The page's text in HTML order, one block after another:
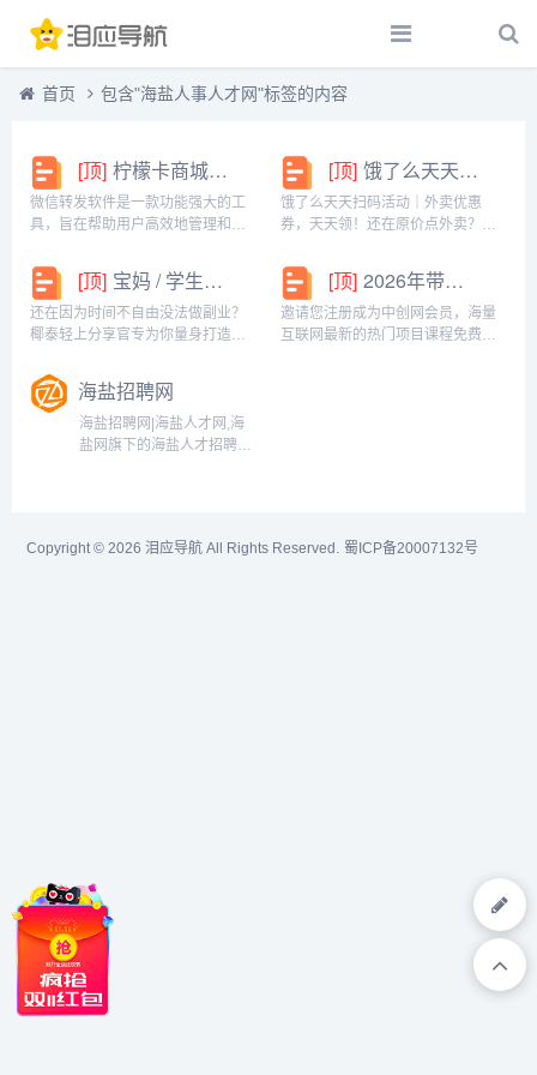
首页 包含"海盐人事人才网"标签的内容
[顶] 柠檬卡商城24h自动发卡平台虚拟商品激活码自助购买商城
微信转发软件是一款功能强大的工
具，旨在帮助用户高效地管理和操
能，包括一键转发、朋友圈转发和
微信抢红包等。一键转发软件使得
用户可以轻松地将消息、图片或其
他内容快速转发给多个...
[顶] 饿了么天天扫码活动｜外卖优惠券，天天领！
饿了么天天扫码活动｜外卖优惠
券，天天领！还在原价点外卖？你
码活动」，用微信扫一扫，就能领
外卖专属优惠券，先领券再下单，
省钱更划算！优惠覆盖全场景早餐
汉堡、午餐快餐、晚餐炸...
[顶] 宝妈 / 学生党看过来！椰泰轻上分享官，时间自由，在家也能赚
还在因为时间不自由没法做副业？
椰泰轻上分享官专为你量身打造！
是想赚生活费的学生党，都能在这
里找到适合自己的增收方式。成为
分享官，你可以自由安排时间：带
娃间隙、下课碎片、睡...
[顶] 2026年带你闷声赚大钱，轻松月赚1000+
邀请您注册成为中创网会员，海量
互联网最新的热门项目课程免费学
海盐招聘网
海盐招聘网|海盐人才网,海
盐网旗下的海盐人才招聘频
你！...
Copyright © 2026 泪应导航 All Rights Reserved. 蜀ICP备20007132号